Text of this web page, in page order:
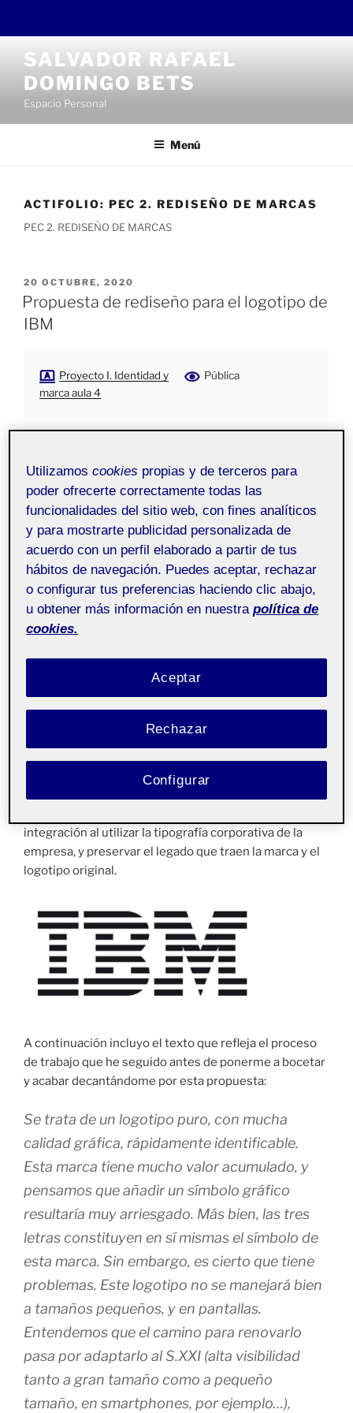
contenido
SALVADOR RAFAEL
DOMINGO BETS
Espacio Personal
Menú
ACTIFOLIO: PEC 2. REDISEÑO DE MARCAS
PEC 2. REDISEÑO DE MARCAS
PUBLICADO
EL
20 OCTUBRE, 2020
Propuesta de rediseño para el logotipo de
IBM
Proyecto I. Identidad y
marca aula 4
Pública
Aquí va el borrador de mi propuesta de rediseño para el
logotipo de IBM.
La idea es, sobre el original que podemos ver más
integración al utilizar la tipografía corporativa de la
empresa, y preservar el legado que traen la marca y el
logotipo original.
A continuación incluyo el texto que refleja el proceso
de trabajo que he seguido antes de ponerme a bocetar
y acabar decantándome por esta propuesta:
Se trata de un logotipo puro, con mucha
calidad gráfica, rápidamente identificable.
Esta marca tiene mucho valor acumulado, y
pensamos que añadir un símbolo gráfico
resultaría muy arriesgado. Más bien, las tres
letras constituyen en sí mismas el símbolo de
esta marca. Sin embargo, es cierto que tiene
problemas. Este logotipo no se manejará bien
a tamaños pequeños, y en pantallas.
Entendemos que el camino para renovarlo
pasa por adaptarlo al S.XXI (alta visibilidad
tanto a gran tamaño como a pequeño
tamaño, en smartphones, por ejemplo…),
Utilizamoscookies propias y de terceros para
poder ofrecerte correctamente todas las
funcionalidades del sitio web, con fines analíticos
y para mostrarte publicidad personalizada de
acuerdo con un perfil elaborado a partir de tus
hábitos de navegación. Puedes aceptar, rechazar
o configurar tus preferencias haciendo clic abajo,
u obtener más información en nuestra política de
cookies.
Rechazar
Aceptar
Configurar